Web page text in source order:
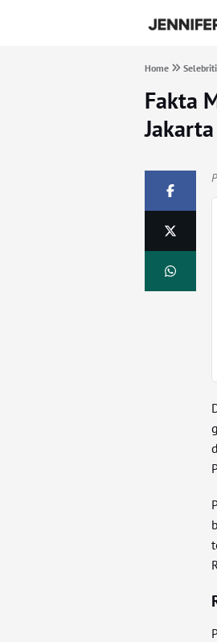
Home Selebriti
Fakta
Jakarta